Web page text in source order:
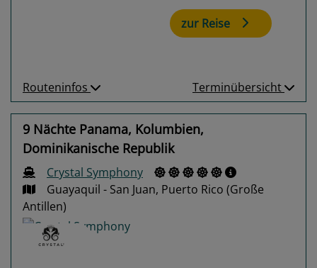
zur Reise
Routeninfos Terminübersicht
9 Nächte Panama, Kolumbien,
Dominikanische Republik
Crystal Symphony
Guayaquil - San Juan, Puerto Rico (Große
Antillen)